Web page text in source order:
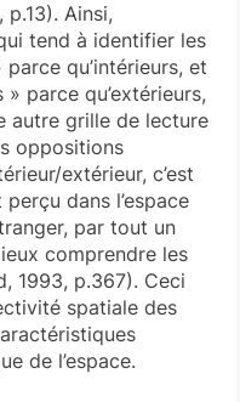
Ainsi,
tend à identifier les
qu’intérieurs, et
parce qu’extérieurs,
autre grille de lecture
oppositions
extérieur, c’est
dans l’espace
par tout un
comprendre les
1993, p.367). Ceci
spatiale des
de l’espace.